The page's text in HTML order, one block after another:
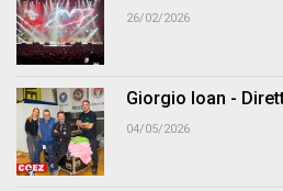
26/02/2026
Giorgio Ioan -
04/05/2026